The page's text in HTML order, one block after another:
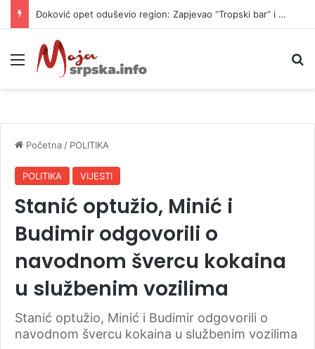
Đoković opet oduševio region: Zapjevao “Tropski bar” i zaplesao (VIDEO)
Meni
Početna / POLITIKA
POLITIKA VIJESTI
Stanić optužio, Minić i
Budimir odgovorili o
navodnom švercu kokaina
u službenim vozilima
Stanić optužio, Minić i Budimir odgovorili o
navodnom švercu kokaina u službenim vozilima